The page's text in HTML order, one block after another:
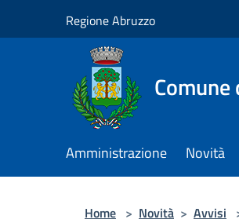
Regione Abruzzo
Amministrazione Novità
Home > Novità > Avvisi